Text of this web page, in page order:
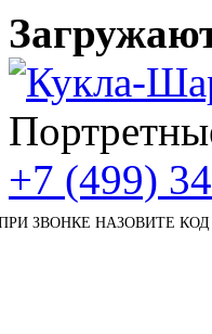
+7 (499)
ЗВОНКЕ НАЗОВИТЕ